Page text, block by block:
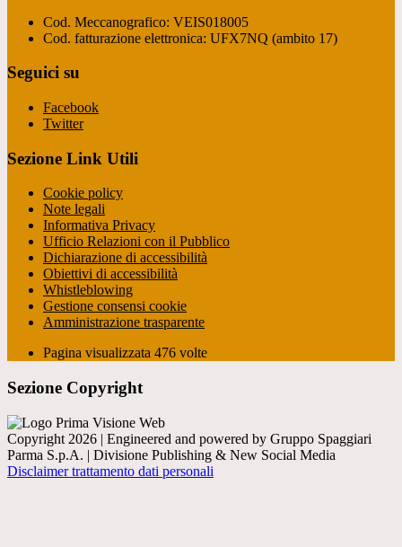
Cod. Meccanografico: VEIS018005
Cod. fatturazione elettronica: UFX7NQ (ambito 17)
Seguici su
Facebook
Twitter
Sezione Link Utili
Cookie policy
Note legali
Informativa Privacy
Ufficio Relazioni con il Pubblico
Dichiarazione di accessibilità
Obiettivi di accessibilità
Whistleblowing
Gestione consensi cookie
Amministrazione trasparente
Pagina visualizzata 476 volte
Sezione Copyright
Copyright 2026 | Engineered and powered by Gruppo Spaggiari
Parma S.p.A. | Divisione Publishing & New Social Media
Disclaimer trattamento dati personali